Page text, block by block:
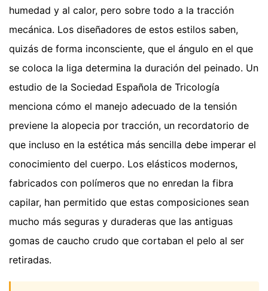
humedad y al calor, pero sobre todo a la tracción
mecánica. Los diseñadores de estos estilos saben,
quizás de forma inconsciente, que el ángulo en el que
se coloca la liga determina la duración del peinado. Un
estudio de la Sociedad Española de Tricología
menciona cómo el manejo adecuado de la tensión
previene la alopecia por tracción, un recordatorio de
que incluso en la estética más sencilla debe imperar el
conocimiento del cuerpo. Los elásticos modernos,
fabricados con polímeros que no enredan la fibra
capilar, han permitido que estas composiciones sean
mucho más seguras y duraderas que las antiguas
gomas de caucho crudo que cortaban el pelo al ser
retiradas.